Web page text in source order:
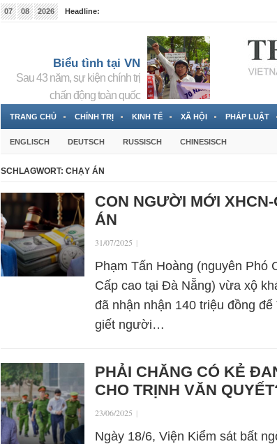
07 08 2026
Headline:
Biểu tình tại VN
Sau 43 năm, sự kiện chính trị
chấn động toàn quốc
TRANG CHỦ CHÍNH TRỊ KINH TẾ XÃ HỘI PHÁP LUẬT
ENGLISCH DEUTSCH RUSSISCH CHINESISCH
SCHLAGWORT: CHẠY ÁN
CON NGƯỜI MỚI
ÁN
31/07/2025 |
Phạm Tấn Hoàng (nguyên Phó
Cấp cao tại Đà Nẵng) vừa xộ
đã nhận nhận 140 triệu đồng
giết người…
PHẢI CHĂNG CÓ KẺ
CHO TRỊNH VĂN
23/06/2025 |
Ngày 18/6, Viện Kiểm sát bất